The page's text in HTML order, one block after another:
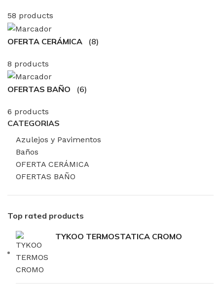
58 products
OFERTA CERÁMICA (8)
8 products
OFERTAS BAÑO (6)
6 products
CATEGORIAS
Azulejos y Pavimentos
Baños
OFERTA CERÁMICA
OFERTAS BAÑO
Top rated products
TYKOO TERMOSTATICA CROMO